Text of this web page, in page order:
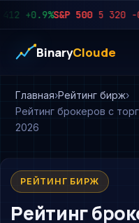
+0.9%S&P 500 5 320 −0.4%
BinaryCloude
Главная Рейтинг бирж
Рейтинг брокеров с
2026
РЕЙТИНГ БИРЖ
Рейтинг